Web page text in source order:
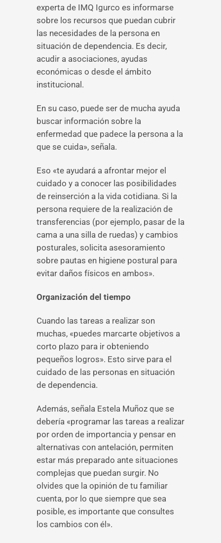
experta de IMQ Igurco es informarse
sobre los recursos que puedan cubrir
las necesidades de la persona en
situación de dependencia. Es decir,
acudir a asociaciones, ayudas
económicas o desde el ámbito
institucional.
En su caso, puede ser de mucha ayuda
buscar información sobre la
enfermedad que padece la persona a la
que se cuida», señala.
Eso «te ayudará a afrontar mejor el
cuidado y a conocer las posibilidades
de reinserción a la vida cotidiana. Si la
persona requiere de la realización de
transferencias (por ejemplo, pasar de la
cama a una silla de ruedas) y cambios
posturales, solicita asesoramiento
sobre pautas en higiene postural para
evitar daños físicos en ambos».
Organización del tiempo
Cuando las tareas a realizar son
muchas, «puedes marcarte objetivos a
corto plazo para ir obteniendo
pequeños logros». Esto sirve para el
cuidado de las personas en situación
de dependencia.
Además, señala Estela Muñoz que se
debería «programar las tareas a realizar
por orden de importancia y pensar en
alternativas con antelación, permiten
estar más preparado ante situaciones
complejas que puedan surgir. No
olvides que la opinión de tu familiar
cuenta, por lo que siempre que sea
posible, es importante que consultes
los cambios con él».